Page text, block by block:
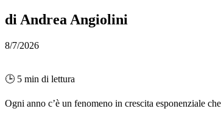
di Andrea Angiolini
8/7/2026
🕒 5 min di lettura
Ogni anno c’è un fenomeno in crescita esponenziale